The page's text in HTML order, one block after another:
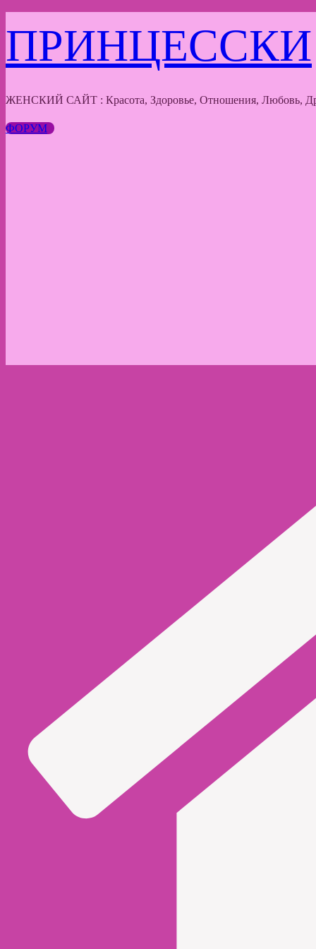
к
содержимому
ПРИНЦЕССКИ
ЖЕНСКИЙ САЙТ : Красота, Здоровье, Отношения, Любовь,
ФОРУМ